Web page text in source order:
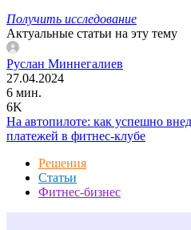
Получить исследование
Актуальные статьи на эту тему
Руслан Миннегалиев
27.04.2024
6 мин.
6K
На автопилоте: как успешно
платежей в фитнес-клубе
Решения
Статьи
Фитнес-бизнес